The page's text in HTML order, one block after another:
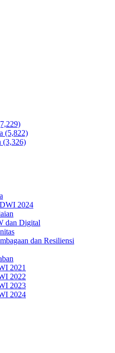
(5,822)
(3,326)
2024
dan Digital
dan Resiliensi
2021
2022
2023
2024